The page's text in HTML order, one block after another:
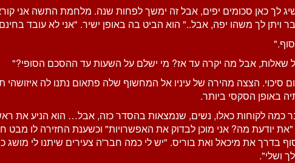
לך כאן סכומים יפים, אבל זה ימשך לפחות שנה. מלחמת התשה אני
ויתן לך משהו יפה, אבל.." הוא הביט בה באופן ישיר. "אני לא עובד
שאלות, אבל מה יקרה עד אז? מי ישלם על השעות עד ההסכם הסופי?"
סיכוי. הצצה מהירה של עיניו אל המחשוף שלה פתאום נתנו לה
באופן הסקסי ביותר.
כבר כמה לקוחות כאלו, נשים, שנמצאות בהסדר כזה, אבל… הוא הניע
יודעת מה? אני מוכן לבדוק את האפשרויות" וכשענת החזירה לו מבט
בדרך את מיכאל ואת בוריס. "יש לי כמה חבר'ה צעירים שיתנו לי
ושלי".